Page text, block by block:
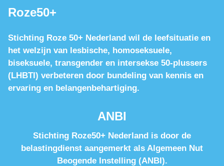
Roze50+
Stichting Roze 50+ Nederland wil de leefsituatie en
het welzijn van lesbische, homoseksuele,
biseksuele, transgender en intersekse 50-plussers
(LHBTI) verbeteren door bundeling van kennis en
ervaring en belangenbehartiging.
ANBI
Stichting Roze50+ Nederland is door de
belastingdienst aangemerkt als Algemeen Nut
Beogende Instelling (ANBI).